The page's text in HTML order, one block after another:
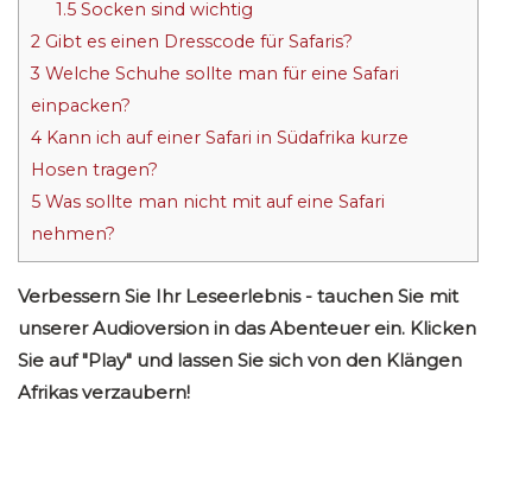
1.5 Socken sind wichtig
2 Gibt es einen Dresscode für Safaris?
3 Welche Schuhe sollte man für eine Safari
einpacken?
4 Kann ich auf einer Safari in Südafrika kurze
Hosen tragen?
5 Was sollte man nicht mit auf eine Safari
nehmen?
Verbessern Sie Ihr Leseerlebnis - tauchen Sie mit
unserer Audioversion in das Abenteuer ein. Klicken
Sie auf "Play" und lassen Sie sich von den Klängen
Afrikas verzaubern!